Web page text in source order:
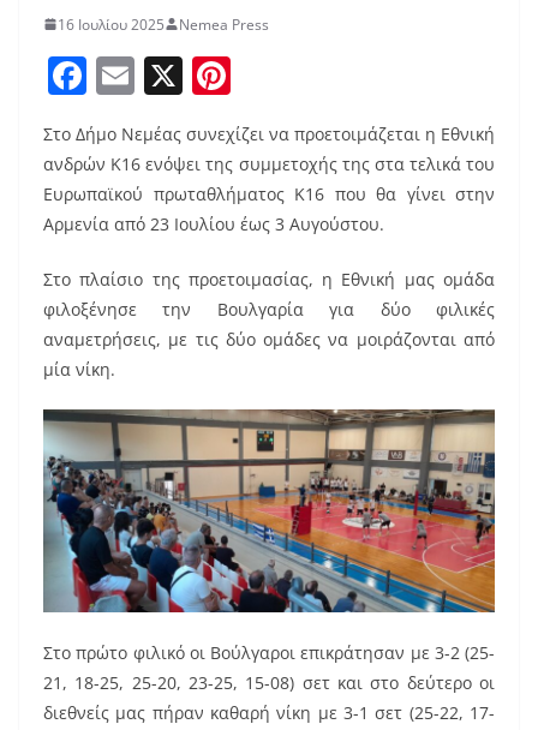
16 Ιουλίου 2025 Nemea Press
F
a
c
e
b
o
o
k
E
m
ai
l
X
nt
er
e
st
Στο Δήμο Νεμέας συνεχίζει να προετοιμάζεται η Εθνική
ανδρών Κ16 ενόψει της συμμετοχής της στα τελικά του
Ευρωπαϊκού πρωταθλήματος Κ16 που θα γίνει στην
Αρμενία από 23 Ιουλίου έως 3 Αυγούστου.
Στο πλαίσιο της προετοιμασίας, η Εθνική μας ομάδα
φιλοξένησε την Βουλγαρία για δύο φιλικές
αναμετρήσεις, με τις δύο ομάδες να μοιράζονται από
μία νίκη.
Στο πρώτο φιλικό οι Βούλγαροι επικράτησαν με 3-2 (25-
21, 18-25, 25-20, 23-25, 15-08) σετ και στο δεύτερο οι
διεθνείς μας πήραν καθαρή νίκη με 3-1 σετ (25-22, 17-